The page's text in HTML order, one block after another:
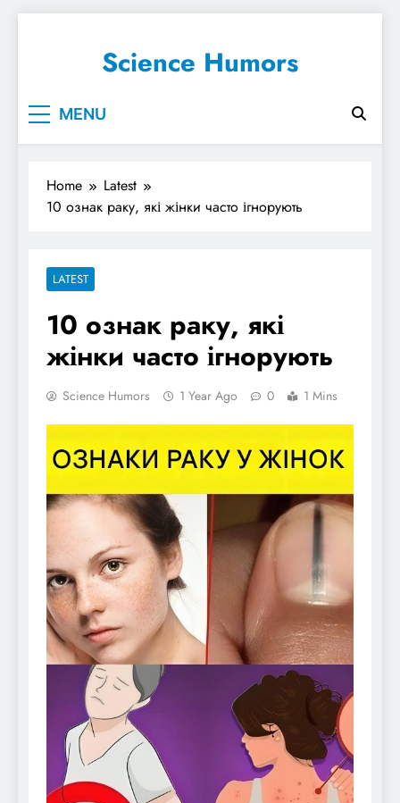
Science Humors
MENU
Home
Latest
10 ознак раку, які жінки часто ігнорують
LATEST
10 ознак раку, які
жінки часто ігнорують
Science Humors 1 Year Ago 0 1 Mins